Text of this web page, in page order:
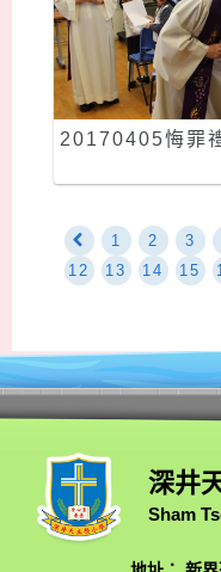
20170405悔罪
1 2 3
12
13 14 15
深井
Sham